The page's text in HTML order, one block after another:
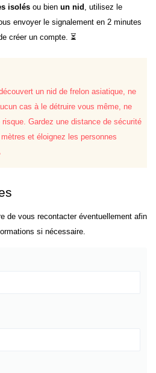
isolés ou bienun nid , utilisez le
envoyer le signalement en 2 minutes
créer un compte. ⏳
un nid de frelon asiatique, ne
cas à le détruire vous même, ne
risque. Gardez une distance de sécurité
et éloignez les personnes
de vous recontacter éventuellement afin
si nécessaire.